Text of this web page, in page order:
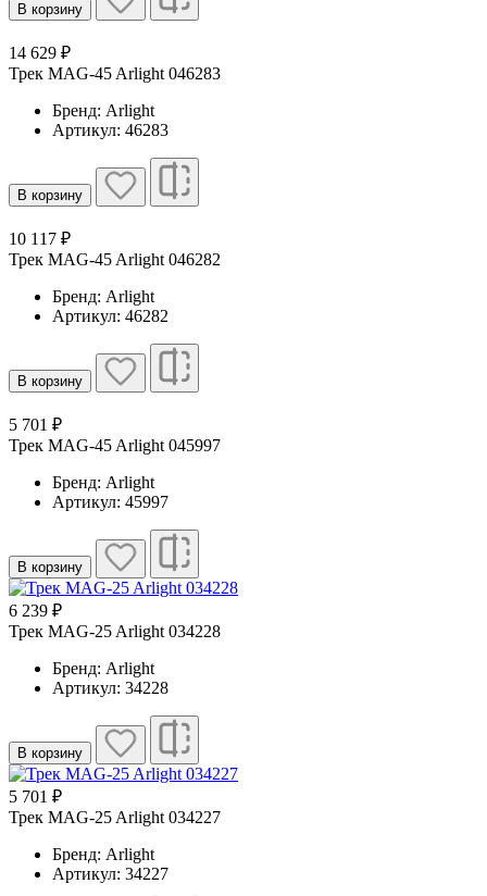
В корзину
14 629 ₽
Трек MAG-45 Arlight 046283
Бренд: Arlight
Артикул: 46283
В корзину
10 117 ₽
Трек MAG-45 Arlight 046282
Бренд: Arlight
Артикул: 46282
В корзину
5 701 ₽
Трек MAG-45 Arlight 045997
Бренд: Arlight
Артикул: 45997
В корзину
6 239 ₽
Трек MAG-25 Arlight 034228
Бренд: Arlight
Артикул: 34228
В корзину
5 701 ₽
Трек MAG-25 Arlight 034227
Бренд: Arlight
Артикул: 34227